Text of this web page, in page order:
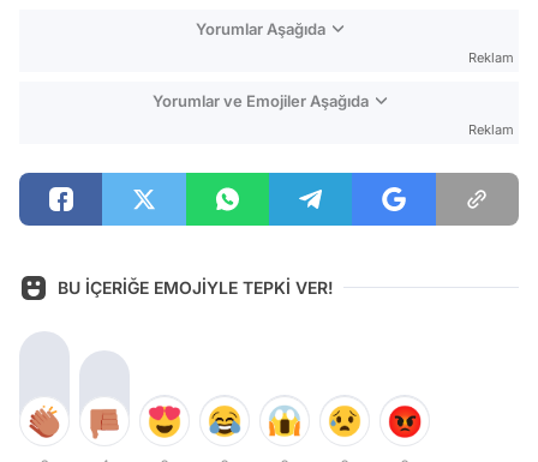
Yorumlar Aşağıda
Reklam
Yorumlar ve Emojiler Aşağıda
Reklam
BU İÇERİĞE EMOJİYLE TEPKİ VER!